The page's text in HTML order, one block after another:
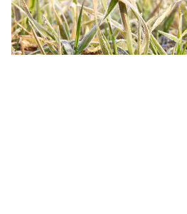
20 NOV. 2025